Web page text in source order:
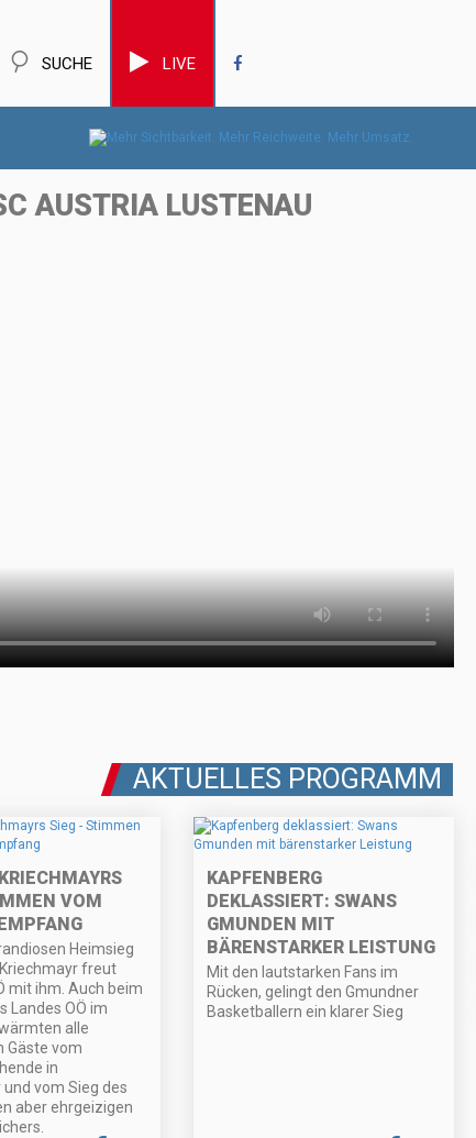
SUCHE LIVE
AUSTRIA LUSTENAU
AKTUELLES PROGRAMM
VOM
Heimsieg
freut
mit ihm. Auch beim
Landes OÖ im
alle
Gäste vom
in
vom Sieg des
aber ehrgeizigen
KAPFENBERG
DEKLASSIERT: SWANS
GMUNDEN MIT
BÄRENSTARKER LEISTUNG
Mit den lautstarken Fans im
Rücken, gelingt den Gmundner
Basketballern ein klarer Sieg